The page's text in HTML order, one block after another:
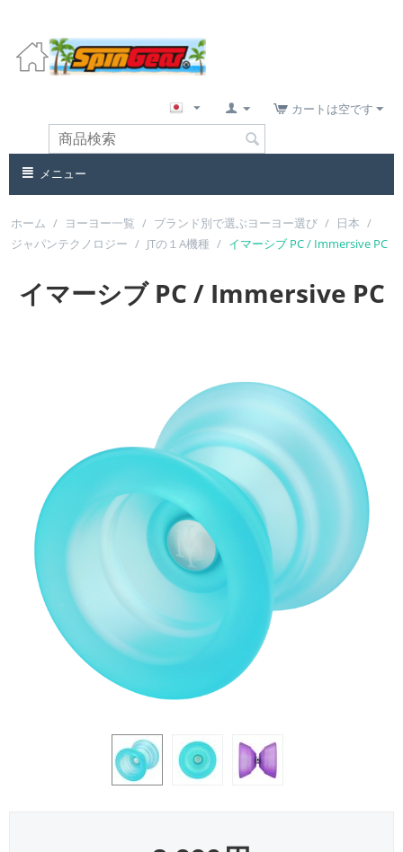
カートは空です
メニュー
ホーム / ヨーヨー一覧 / ブランド別で選ぶヨーヨー選び / 日本 /
ジャパンテクノロジー / JTの１A機種 / イマーシブ PC / Immersive PC
イマーシブ PC / Immersive PC